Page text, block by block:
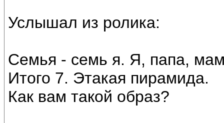
Услышал из ролика:
Семья - семь я. Я, папа,
Итого 7. Этакая пирамида.
Как вам такой образ?